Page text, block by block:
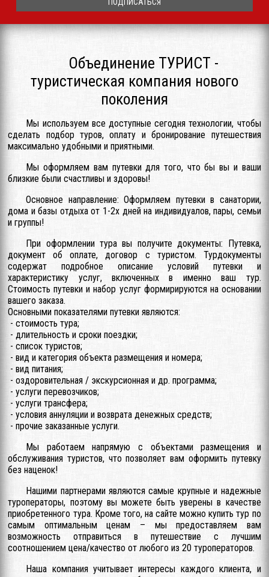
иным
способом
*
*
Объединение ТУРИСТ -
туристическая компания нового
поколения
Мы используем все доступные сегодня технологии, чтобы
сделать подбор туров, оплату и бронирование путешествия
максимально удобными и приятными.
Мы оформляем вам путевки для того, что бы вы и ваши
близкие были счастливы и здоровы!
Основное направление: Оформляем путевки в санатории,
дома и базы отдыха от 1-2х дней на индивидуалов, пары, семьи
и группы!
При оформлении тура вы получите документы: Путевка,
документ об оплате, договор с туристом. Турдокументы
содержат подробное описание условий путевки и
характеристику услуг, включенных в именно ваш тур.
Стоимость путевки и набор услуг формирируются на основании
вашего заказа.
Основными показателями путевки являются:
- стоимость тура;
- длительность и сроки поездки;
- список туристов;
- вид и категория объекта размещения и номера;
- вид питания;
- оздоровительная / экскурсионная и др. программа;
- услуги перевозчиков;
- услуги трансфера;
- условия аннуляции и возврата денежных средств;
- прочие заказанные услуги.
Мы работаем напрямую с объектами размещения и
обслуживания туристов, что позволяет вам оформить путевку
без наценок!
Нашими партнерами являются самые крупные и надежные
туроператоры, поэтому вы можете быть уверены в качестве
приобретенного тура. Кроме того, на сайте можно купить тур по
самым оптимальным ценам – мы предоставляем вам
возможность отправиться в путешествие с лучшим
соотношением цена/качество от любого из 20 туроператоров.
Наша компания учитывает интересы каждого клиента, и